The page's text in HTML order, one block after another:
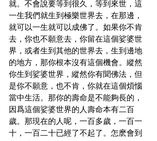
就。不會說要等到很久，等到來世，這
一生我們就生到極樂世界去，在那邊，
就可以一生就可以成佛了。如果你不肯
去，你也不願意去，你留在這個娑婆世
界，或者生到其他的世界去，生到邊地
的地方，那你根本沒有這個機會。縱然
你生到娑婆世界，縱然你有聞佛法，但
是你不願意，也不肯，你就在這個煩惱
當中生活。那你的壽命是不能夠長的，
因爲這個娑婆世界的人壽命本有二百
歲。那現在的人呢，一百多歲，一百一
十，一百二十已經了不起了。怎麽會到